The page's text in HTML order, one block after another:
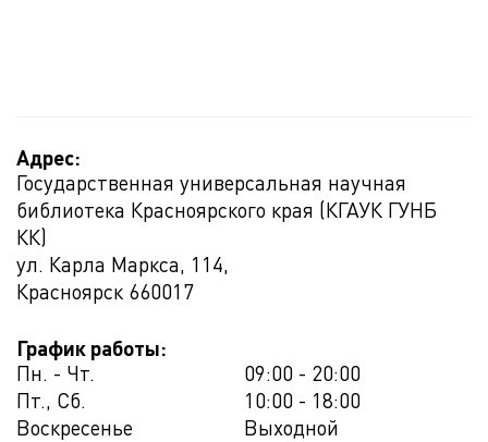
Адрес:
Государственная универсальная научная
библиотека Красноярского края (КГАУК ГУНБ
КК)
ул. Карла Маркса, 114,
Красноярск 660017
График работы:
Пн. - Чт.
09:00 - 20:00
Пт., Сб.
10:00 - 18:00
Воскресенье
Выходной